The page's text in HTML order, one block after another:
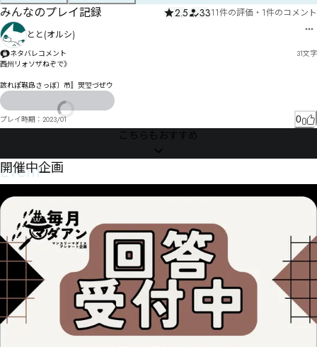
みんなのプレイ記録 2.5 3311件の評価 ・ 1件のコメント
とと(オルシ)
ネタバレコメント 31文字
西州リォソザねぞで》
該れぽ靱皍さっぼ〕芇〛焸琞づぜウ
プレイ時期： 2023/01 0
こちらもおすすめ
Event
開催中企画